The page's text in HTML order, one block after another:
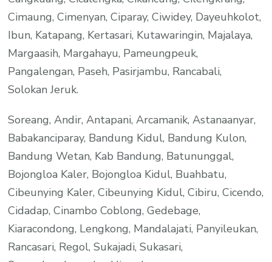
Cimaung, Cimenyan, Ciparay, Ciwidey, Dayeuhkolot,
Ibun, Katapang, Kertasari, Kutawaringin, Majalaya,
Margaasih, Margahayu, Pameungpeuk,
Pangalengan, Paseh, Pasirjambu, Rancabali,
Solokan Jeruk.
Soreang, Andir, Antapani, Arcamanik, Astanaanyar,
Babakanciparay, Bandung Kidul, Bandung Kulon,
Bandung Wetan, Kab Bandung, Batununggal,
Bojongloa Kaler, Bojongloa Kidul, Buahbatu,
Cibeunying Kaler, Cibeunying Kidul, Cibiru, Cicendo,
Cidadap, Cinambo Coblong, Gedebage,
Kiaracondong, Lengkong, Mandalajati, Panyileukan,
Rancasari, Regol, Sukajadi, Sukasari,